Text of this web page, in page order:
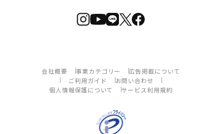
会社概要 事業カテゴリー
広告掲載について
ご利用ガイド
お問い合わせ
個人情報保護について
サービス利用規約